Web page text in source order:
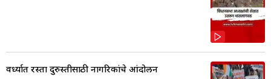
वर्ध्यात रस्ता दुरुस्तीसाठी नागरिकांचे आंदोलन